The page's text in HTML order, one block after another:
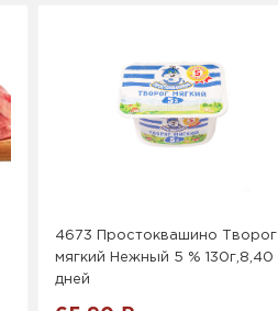
4673 Простоквашино Творог
мягкий Нежный 5 % 130г,8,40
дней